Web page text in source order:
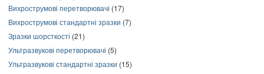
Вихрострумові перетворювачі (17)
Вихрострумові стандартні зразки (7)
Зразки шорсткості (21)
Ультразвукові перетворювачі (5)
Ультразвукові стандартні зразки (15)